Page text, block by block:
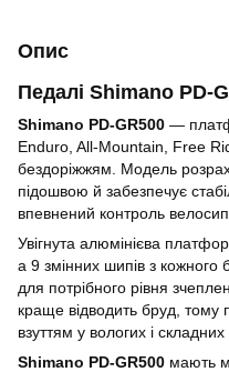
Опис
Педалі Shimano PD-
Shimano PD-GR500 —
Enduro, All-Mountain, Free
бездоріжжям. Модель
підошвою й забезпечує
впевнений контроль
Увігнута алюмінієва
а 9 змінних шипів з кожного
для потрібного рівня
краще відводить бруд, тому
взуттям у вологих і
Shimano PD-GR500 мають